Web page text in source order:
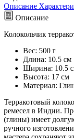
Описание
Описание
Колокольчик
Вес: 500 г
Длина: 10.5 см
Ширина: 10.5
Высота: 17 см
Maтериал:
Терракотовый
ремесел в Индии.
(глины) имеет
ручного